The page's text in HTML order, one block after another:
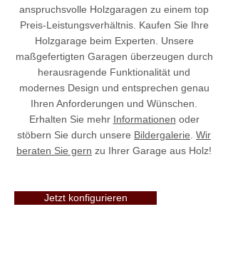
anspruchsvolle Holzgaragen zu einem top
Preis-Leistungsverhältnis. Kaufen Sie Ihre
Holzgarage beim Experten. Unsere
maßgefertigten Garagen überzeugen durch
herausragende Funktionalität und
modernes Design und entsprechen genau
Ihren Anforderungen und Wünschen.
Erhalten Sie mehr Informationen oder
stöbern Sie durch unsere Bildergalerie Wir
beraten Sie gern zu Ihrer Garage aus Holz!
Jetzt konfigurieren